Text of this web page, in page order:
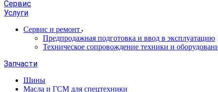
Сервис
Услуги
Сервис и ремонт
Предпродажная подготовка и ввод в эксплуатацию
Техническое сопровождение техники и
Запчасти
Шины
Масла и ГСМ для спецтехники